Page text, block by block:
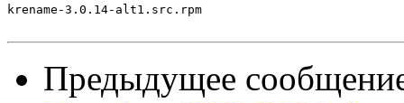
krename-3.0.14-alt1.src.rpm
Предыдущее